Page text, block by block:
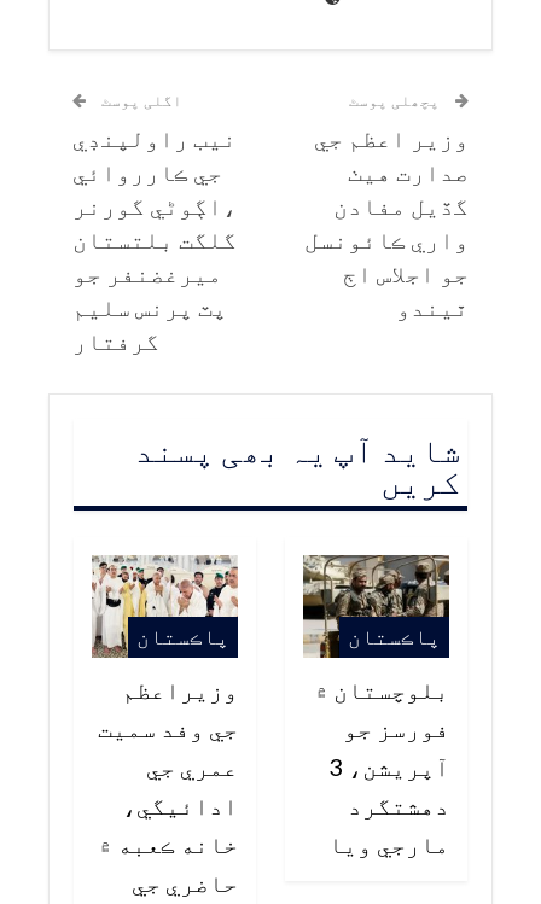
پچھلی پوسٹ
وزير اعظم جي
صدارت هيٺ
گڏيل مفادن
واري ڪائونسل
جو اجلاس اڄ
ٿيندو
اگلی پوسٹ
نيب راولپنڊي
جي ڪارروائي
،اڳوڻي گورنر
گلگت بلتستان
ميرغضنفر جو
پٽ پرنس سليم
گرفتار
شاید آپ یہ بھی پسند
کریں
پاڪستان
بلوچستان ۾
فورسز جو
آپريشن، 3
دهشتگرد
مارجي ويا
پاڪستان
وزيراعظم
جي وفد سميت
عمري جي
ادائيگي،
خانه ڪعبه ۾
حاضري جي